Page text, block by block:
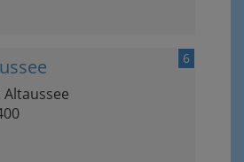
6
Altaussee